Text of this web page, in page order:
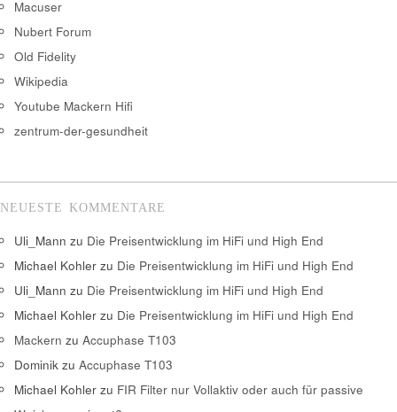
Macuser
Nubert Forum
Old Fidelity
Wikipedia
Youtube Mackern Hifi
zentrum-der-gesundheit
NEUESTE KOMMENTARE
Uli_Mann zu Die Preisentwicklung im HiFi und High End
Michael Kohler zu Die Preisentwicklung im HiFi und High End
Uli_Mann zu Die Preisentwicklung im HiFi und High End
Michael Kohler zu Die Preisentwicklung im HiFi und High End
Mackern zu Accuphase T103
Dominik zu Accuphase T103
Michael Kohler zu FIR Filter nur Vollaktiv oder auch für passive